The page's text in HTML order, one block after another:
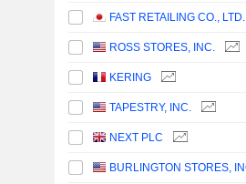
FAST RETAILING CO., LTD.
ROSS STORES, INC.
KERING
TAPESTRY, INC.
NEXT PLC
BURLINGTON STORES,